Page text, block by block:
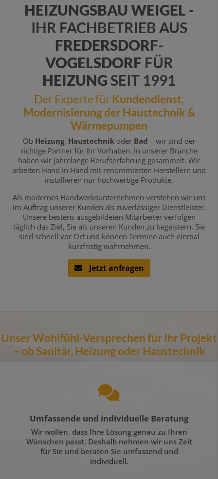
HEIZUNGSBAU WEIGEL -
IHR FACHBETRIEB AUS
FREDERSDORF-
VOGELSDORF FÜR
HEIZUNG SEIT 1991
Der Experte fürKundendienst,
Modernisierung der Haustechnik &
Wärmepumpen
Ob Heizung, Haustechnik oder Bad – wir sind der
richtige Partner für Ihr Vorhaben. In unserer Branche
haben wir jahrelange Berufserfahrung gesammelt. Wir
arbeiten Hand in Hand mit renommierten Herstellern und
installieren nur hochwertige Produkte.
Als modernes Handwerksunternehmen verstehen wir uns
im Auftrag unserer Kunden als zuverlässiger Dienstleister.
Unsere bestens ausgebildeten Mitarbeiter verfolgen
täglich das Ziel, Sie als unseren Kunden zu begeistern. Sie
sind schnell vor Ort und können Termine auch einmal
kurzfristig wahrnehmen.
Jetzt anfragen
Unser Wohlfühl-Versprechen für Ihr Projekt
­­­­– ob Sanitär, Heizung oder Haustechnik
Umfassende und individuelle Beratung
Wir wollen, dass Ihre Lösung genau zu Ihren
Wünschen passt. Deshalb nehmen wir uns Zeit
für Sie und beraten Sie umfassend und
individuell.